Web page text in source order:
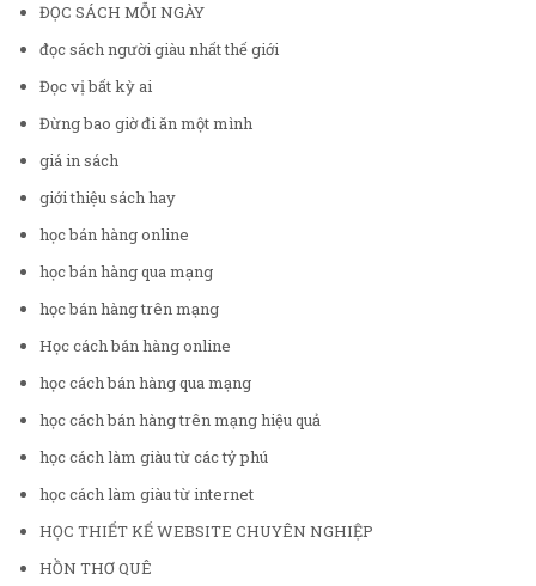
ĐỌC SÁCH MỖI NGÀY
đọc sách người giàu nhất thế giới
Đọc vị bất kỳ ai
Đừng bao giờ đi ăn một mình
giá in sách
giới thiệu sách hay
học bán hàng online
học bán hàng qua mạng
học bán hàng trên mạng
Học cách bán hàng online
học cách bán hàng qua mạng
học cách bán hàng trên mạng hiệu quả
học cách làm giàu từ các tỷ phú
học cách làm giàu từ internet
HỌC THIẾT KẾ WEBSITE CHUYÊN NGHIỆP
HỒN THƠ QUÊ